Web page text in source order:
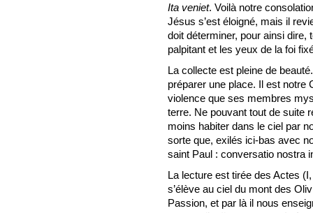
Ita veniet. Voilà notre
Jésus s’est éloigné, mais il
doit déterminer, pour ainsi
palpitant et les yeux de la foi
La collecte est pleine de
préparer une place. Il est notre
violence que ses membres
terre. Ne pouvant tout de suite
moins habiter dans le ciel par
sorte que, exilés ici-bas avec
saint Paul : conversatio nostra
La lecture est tirée des Actes
s’élève au ciel du mont des
Passion, et par là il nous